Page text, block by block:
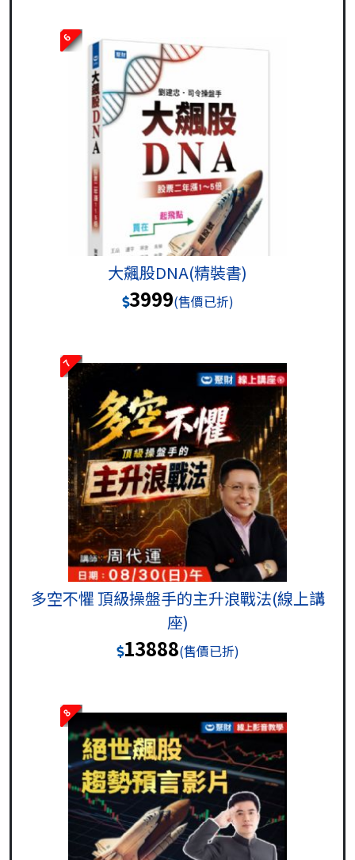
6
大飆股DNA(精裝書)
3999(售價已折)
7
多空不懼 頂級操盤手的主升浪戰法(線上講
座)
13888(售價已折)
8